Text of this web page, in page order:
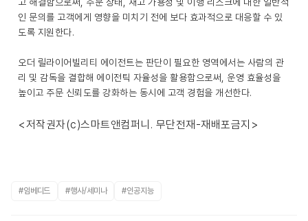
인 문의를 고객에게 영향을 미치기 전에 보다 효과적으로 대응할 수 있
도록 지원한다.
오더 릴라이어빌리티 에이전트는 판단이 필요한 영역에서는 사람의 관
리 및 감독을 결합해 에이전틱 자율성을 활용함으로써, 운영 효율성을
높이고 주문 신뢰도를 강화하는 동시에 고객 경험을 개선한다.
<저작권자(c)스마트앤컴퍼니. 무단전재-재배포금지>
#임베디드 #행사/세미나 #인공지능